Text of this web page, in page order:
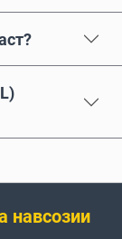
навсозии